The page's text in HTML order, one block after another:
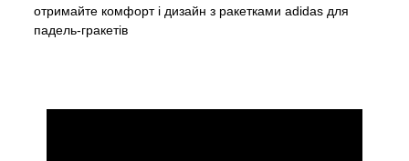
отримайте комфорт і дизайн з ракетками adidas для
падель-гракетів